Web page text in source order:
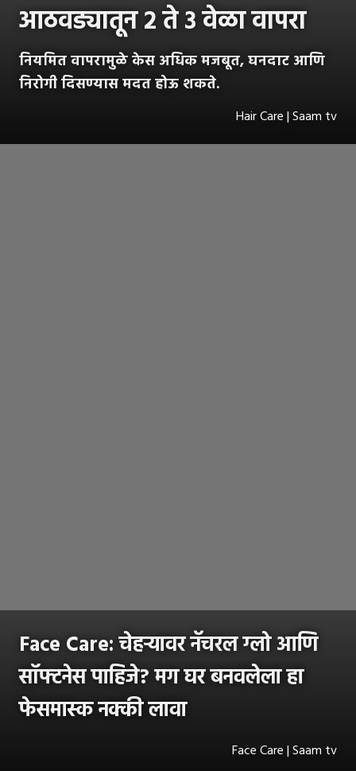
आठवड्यातून २ ते ३ वेळा वापरा
नियमित वापरामुळे केस अधिक मजबूत, घनदाट आणि
निरोगी दिसण्यास मदत होऊ शकते.
Hair Care | Saam tv
Face Care: चेहऱ्यावर नॅचरल ग्लो आणि
सॉफ्टनेस पाहिजे? मग घर बनवलेला हा
फेसमास्क नक्की लावा
Face Care | Saam tv